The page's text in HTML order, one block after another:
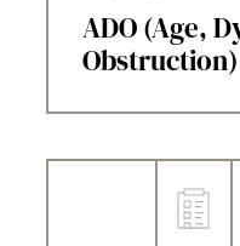
ADO (Age,